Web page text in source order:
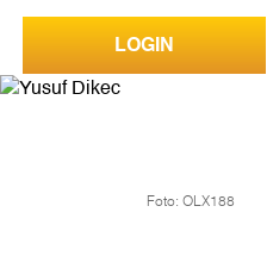
LOGIN
Foto: OLX188